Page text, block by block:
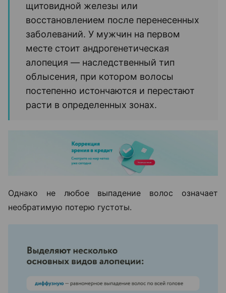
щитовидной железы или
восстановлением после перенесенных
заболеваний. У мужчин на первом
месте стоит андрогенетическая
алопеция — наследственный тип
облысения, при котором волосы
постепенно истончаются и перестают
расти в определенных зонах.
Однако не любое выпадение волос означает
необратимую потерю густоты.